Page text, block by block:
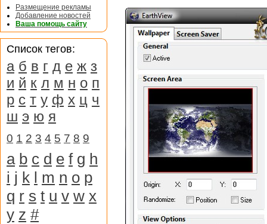
Размещение рекламы
Добавление новостей
Ваша помощь сайту
Список тегов:
а б в г д е ж з
и й к л м н о п
р с т у ф х ц ч
ш э ю я
0 1 2 3 4 5 7 8 9
a b c d e f g h
i j k l m n o p
q r s t u v w x
y z #